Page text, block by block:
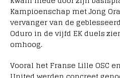
Kampioenschap met Jong
vervanger van de
Oduro in de vijfd EK duels
omhoog.
Vooral het Franse Lille OSC